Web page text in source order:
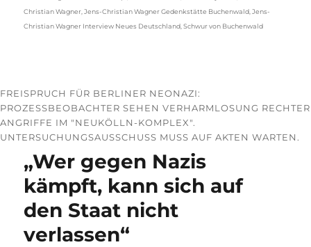
Christian Wagner ,Jens-Christian Wagner Gedenkstätte Buchenwald ,Jens-
Christian Wagner Interview Neues Deutschland ,Schwur von Buchenwald
FREISPRUCH FÜR BERLINER NEONAZI:
PROZESSBEOBACHTER SEHEN VERHARMLOSUNG RECHTER
ANGRIFFE IM "NEUKÖLLN-KOMPLEX".
UNTERSUCHUNGSAUSSCHUSS MUSS AUF AKTEN WARTEN.
„Wer gegen Nazis
kämpft, kann sich auf
den Staat nicht
verlassen“